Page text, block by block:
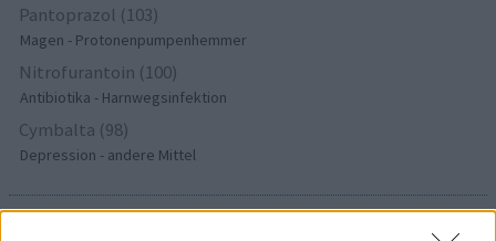
Pantoprazol (103)
Magen - Protonenpumpenhemmer
Nitrofurantoin (100)
Antibiotika - Harnwegsinfektion
Cymbalta (98)
Depression - andere Mittel